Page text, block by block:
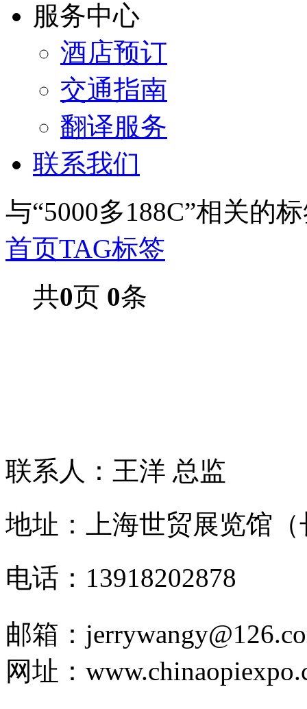
服务中心
酒店预订
交通指南
翻译服务
联系我们
与“5000多188C”相关的
首页TAG标签
共0页 0条
联系人：王洋 总监
地址：上海世贸展览馆
电话：13918202878
邮箱：
网址：